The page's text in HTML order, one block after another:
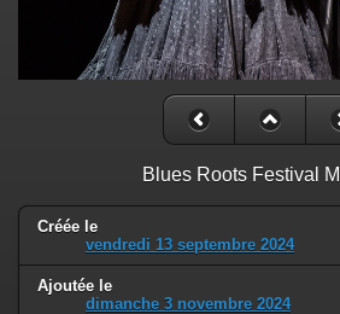
Blues Roots Festival
Créée le
vendredi 13 septembre 2024
Ajoutée le
dimanche 3 novembre 2024